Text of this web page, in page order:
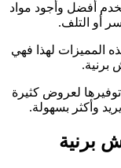
أفضل وأجود مواد
أو التلف.
المميزات لهذا فهي
لعروض كثيرة
وأكثر بسهولة.
برنية